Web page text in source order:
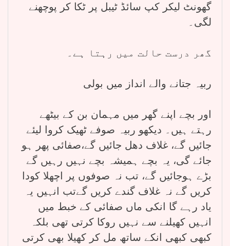
گھونٹ لیکر کپ سائڈ ٹیبل پر ٹکا کر پوچھنے
لگی۔
گھر درست حالت میں رہتا ہے۔
ربیہ جتانے والے انداز میں بولی
اور بچے اپنے گھر میں مہمان بن کے بیٹھے
رہتے ہیں۔ دیکھو ربیہ صوفے ٹھیک کروا لیئے
جائیں گے، غلاف دھل جائیں گے،صفائی پھر ہو
جائے گی، یہ بچے ہمیشہ بچے نہیں رہیں گے
بڑے ہوجائیں گے، تب نہ صوفوں پر اچھلا کودا
کریں گے نہ غلاف گندے کریں گےتب انہیں یہ
یاد رہے گا انکی ماں صفائی کے خبط میں
انہیں کھیلنے سے نہیں روکا کرتی تھی بلکہ
کبھی کبھی انکے ساتھ مل کر کھیلا بھی کرتی